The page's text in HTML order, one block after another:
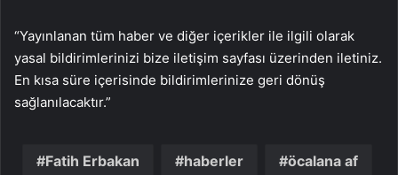
“Yayınlanan tüm haber ve diğer içerikler ile ilgili olarak
yasal bildirimlerinizi bize iletişim sayfası üzerinden iletiniz.
En kısa süre içerisinde bildirimlerinize geri dönüş
sağlanılacaktır.”
Fatih Erbakan haberler öcalana af